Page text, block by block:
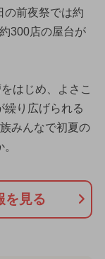
の前夜祭では約
300店の屋台が
はじめ、よさこ
繰り広げられる
みんなで初夏の
を見る